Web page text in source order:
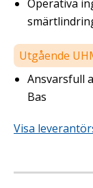
Operativa
Utgående
Ansvarsfull
Bas
Visa